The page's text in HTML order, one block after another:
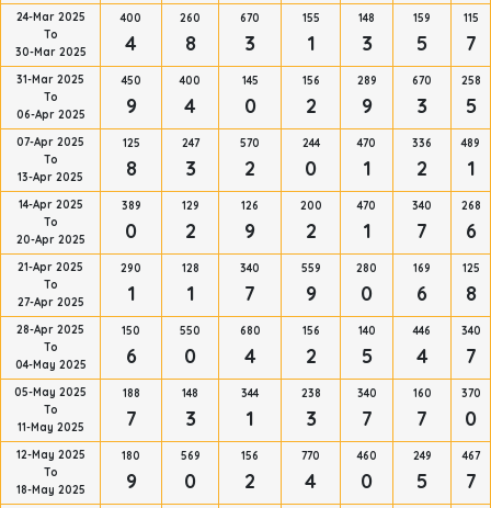
24-Mar 2025
To
30-Mar 2025
400
4
260
8
670
3
155
1
148
3
159
5
115
7
31-Mar 2025
To
06-Apr 2025
450
9
400
4
145
0
156
2
289
9
670
3
258
5
07-Apr 2025
To
13-Apr 2025
125
8
247
3
570
2
244
0
470
1
336
2
489
1
14-Apr 2025
To
20-Apr 2025
389
0
129
2
126
9
200
2
470
1
340
7
268
6
21-Apr 2025
To
27-Apr 2025
290
1
128
1
340
7
559
9
280
0
169
6
125
8
28-Apr 2025
To
04-May 2025
150
6
550
0
680
4
156
2
140
5
446
4
340
7
05-May 2025
To
11-May 2025
188
7
148
3
344
1
238
3
340
7
160
7
370
0
12-May 2025
To
18-May 2025
180
9
569
0
156
2
770
4
460
0
249
5
467
7